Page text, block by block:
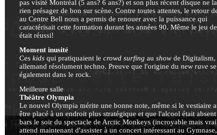
pas visité Montréal (5 ans? 6 ans?) et son plus récent disque ne
rien présager de bon sur scène. Contre toutes attentes, le retour
au Centre Bell nous a permis de renouer avec la puissance qui
caractérisait cette formation durant les années 90. Même le jeu
était réussi!
Moment inusité
Ces kids qui pratiquaient le crowd surfing au show de
allemand résolument techno. Preuve que l'origine du new rave
également dans le rock.
Meilleure salle
Théâtre Olympia
Le nouvel Olympia mérite une bonne note, même si le vestiaire
être placé à un endroit plus stratégique et que l'alcool était absent
bars le soir du spectacle de Arctic Monkeys (incroyable mais
attend maintenant d'assister à un concert intéressant au